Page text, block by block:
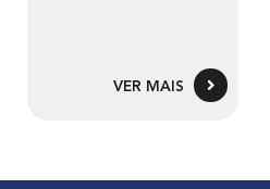
VER MAIS